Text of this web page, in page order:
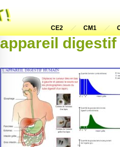
CE2 CM1
appareil digestif